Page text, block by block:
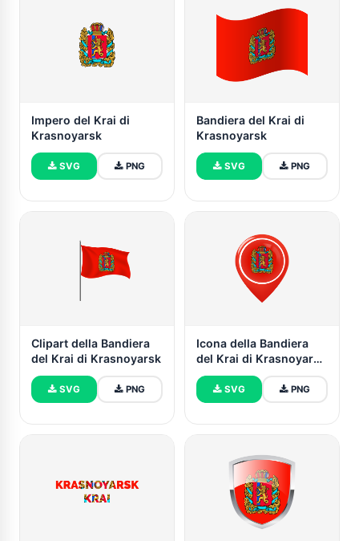
Impero del Krai di
Krasnoyarsk
SVG PNG
Bandiera del Krai di
Krasnoyarsk
SVG PNG
Clipart della Bandiera
del Krai di Krasnoyarsk
SVG PNG
Icona della Bandiera
del Krai di Krasnoyarsk
Mappa Pin
SVG PNG